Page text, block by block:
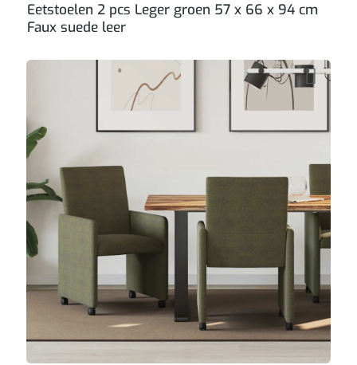
Eetstoelen 2 pcs Leger groen 57 x 66 x 94 cm
Faux suede leer